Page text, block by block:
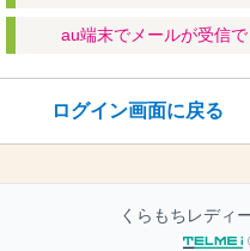
au端末でメールが受信
ログイン画面に戻る
くらもちレディ